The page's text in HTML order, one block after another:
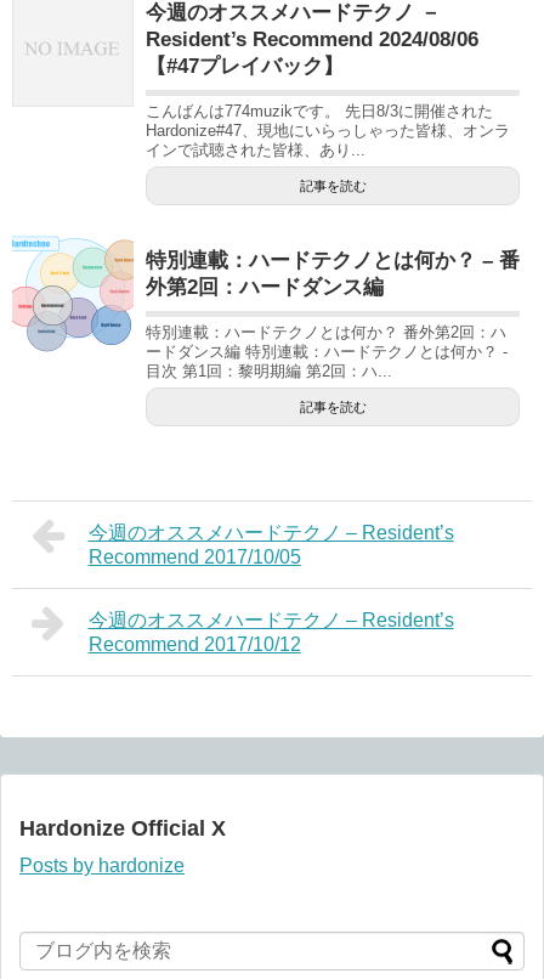
今週のオススメハードテクノ －
Resident’s Recommend 2024/08/06
【#47プレイバック】
こんばんは774muzikです。 先日8/3に開催された
Hardonize#47、現地にいらっしゃった皆様、オンラ
インで試聴された皆様、あり...
記事を読む
特別連載：ハードテクノとは何か？ – 番
外第2回：ハードダンス編
特別連載：ハードテクノとは何か？ 番外第2回：ハ
ードダンス編 特別連載：ハードテクノとは何か？ -
目次 第1回：黎明期編 第2回：ハ...
記事を読む
今週のオススメハードテクノ – Resident’s
Recommend 2017/10/05
今週のオススメハードテクノ – Resident’s
Recommend 2017/10/12
Hardonize Official X
Posts by hardonize